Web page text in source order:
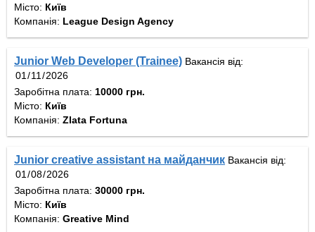
Місто: Київ
Компанія: League Design Agency
Junior Web Developer (Trainee) Вакансія від:
Заробітна плата: 10000 грн.
Місто: Київ
Компанія: Zlata Fortuna
Junior creative assistant на майданчик Вакансія від:
Заробітна плата: 30000 грн.
Місто: Київ
Компанія: Greative Mind